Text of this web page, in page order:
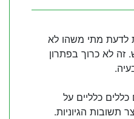
לדעת מתי משהו לא
לא כרוך בפתרון
כללים כלליים על
תשובות הגיוניות.